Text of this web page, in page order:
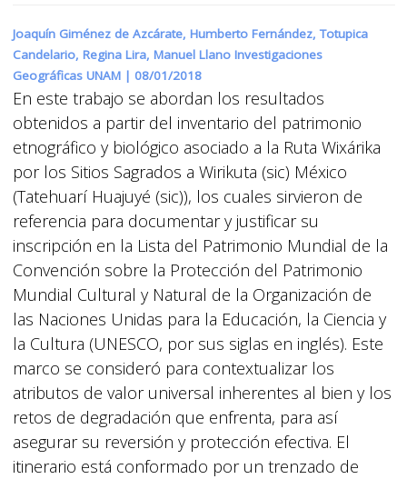
Joaquín Giménez de Azcárate, Humberto Fernández, Totupica
Candelario, Regina Lira, Manuel Llano Investigaciones
Geográficas UNAM | 08/01/2018
En este trabajo se abordan los resultados
obtenidos a partir del inventario del patrimonio
etnográfico y biológico asociado a la Ruta Wixárika
por los Sitios Sagrados a Wirikuta (sic) México
(Tatehuarí Huajuyé (sic)), los cuales sirvieron de
referencia para documentar y justificar su
inscripción en la Lista del Patrimonio Mundial de la
Convención sobre la Protección del Patrimonio
Mundial Cultural y Natural de la Organización de
las Naciones Unidas para la Educación, la Ciencia y
la Cultura (UNESCO, por sus siglas en inglés). Este
marco se consideró para contextualizar los
atributos de valor universal inherentes al bien y los
retos de degradación que enfrenta, para así
asegurar su reversión y protección efectiva. El
itinerario está conformado por un trenzado de